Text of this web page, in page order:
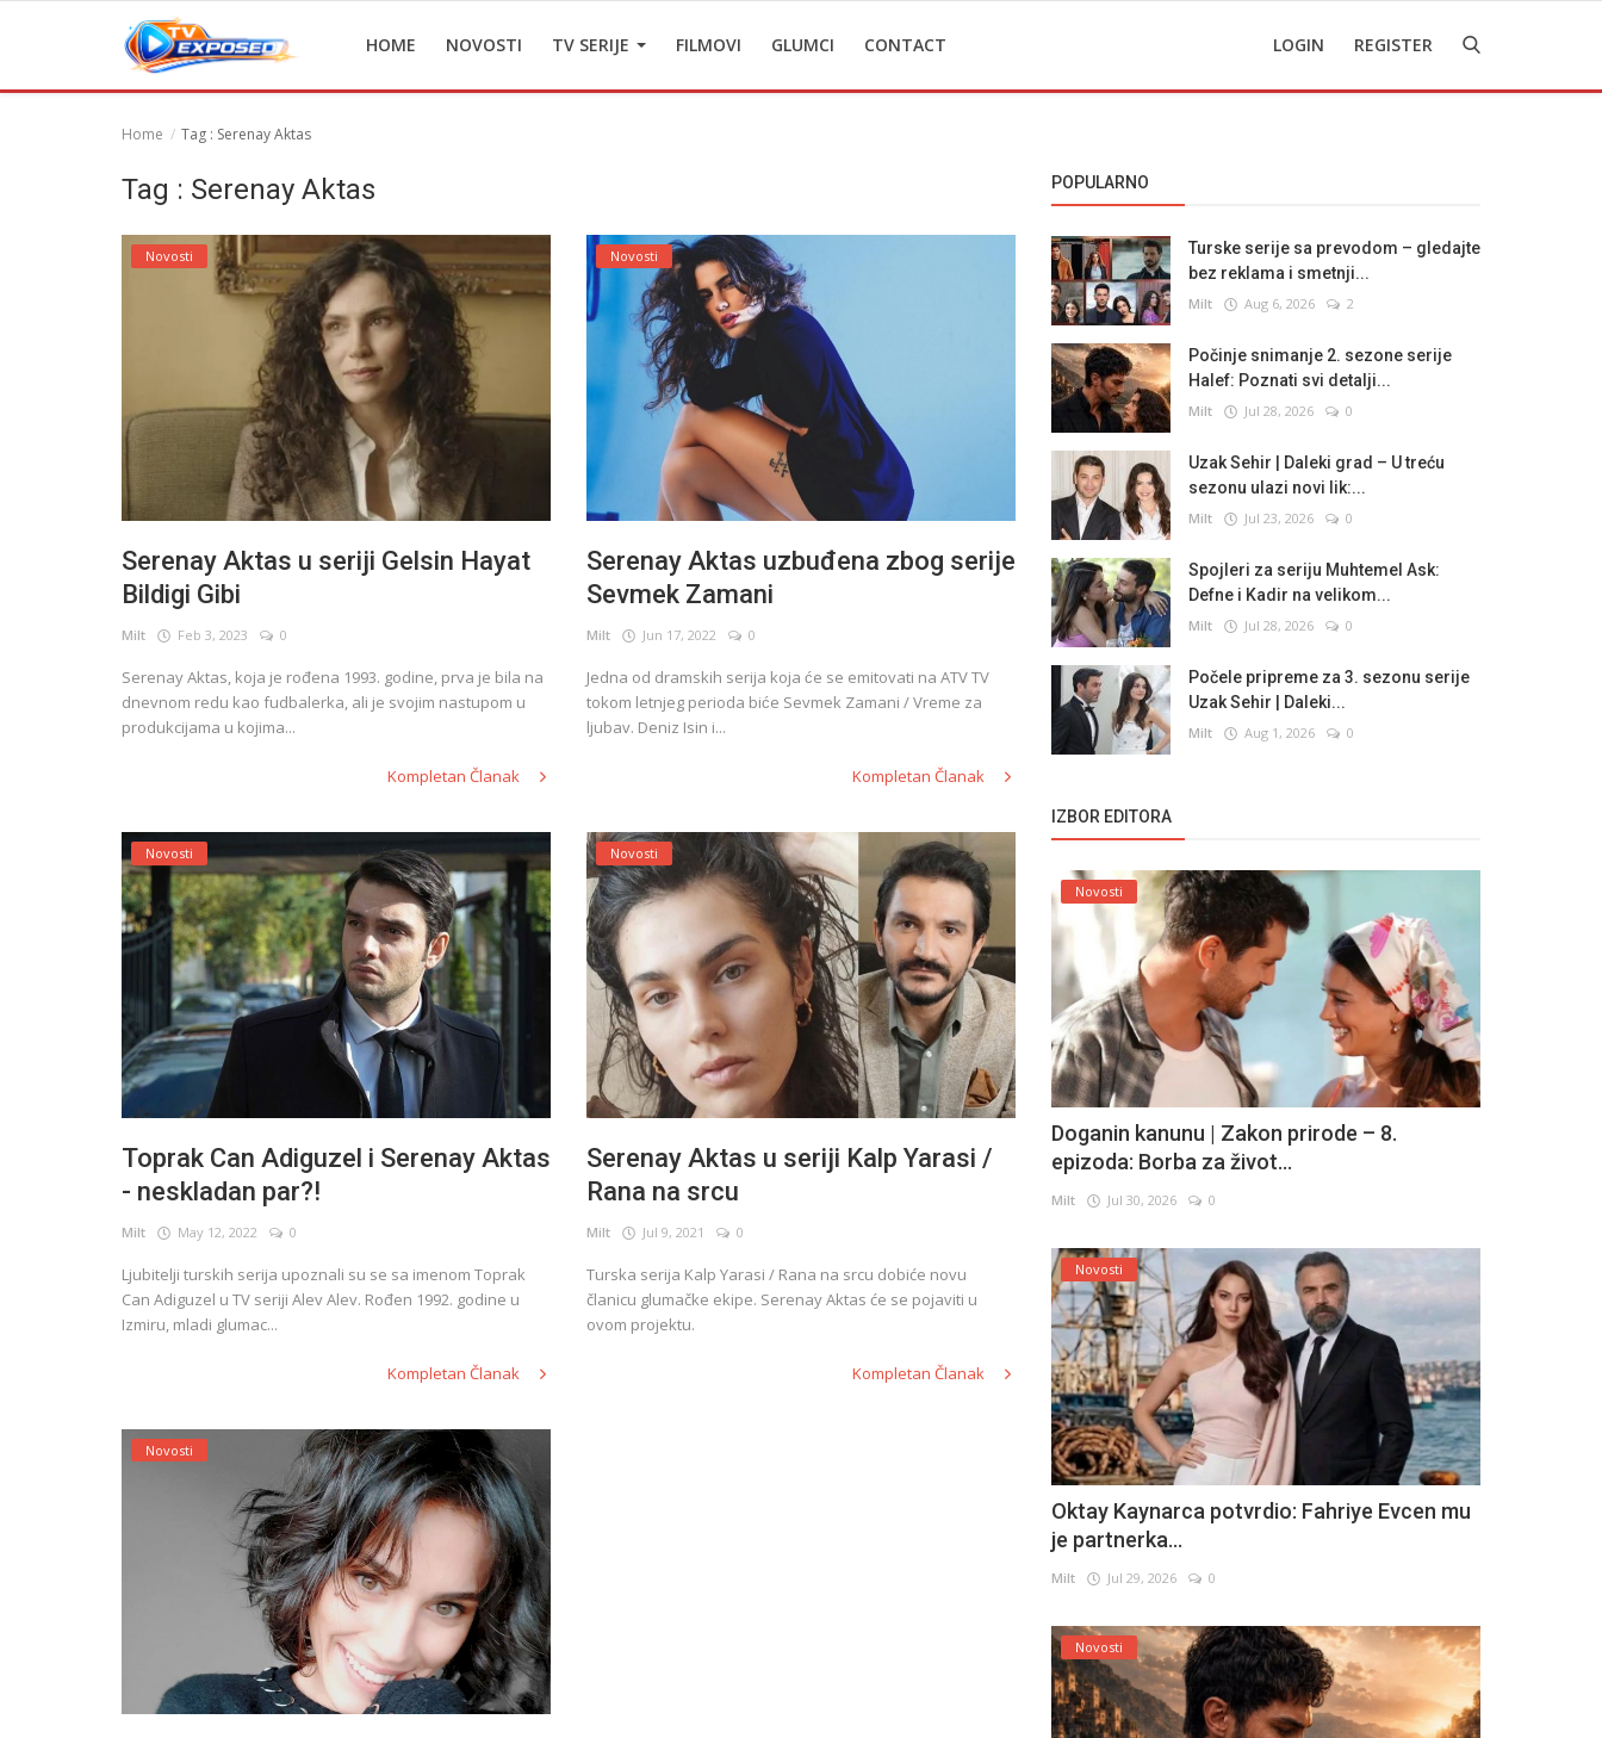
HOME NOVOSTI TV SERIJE FILMOVI GLUMCI CONTACT LOGIN REGISTER
Home Tag : Serenay Aktas
Tag : Serenay Aktas
Novosti
Serenay Aktas u seriji Gelsin Hayat
Bildigi Gibi
Milt Feb 3, 2023 0
Serenay Aktas, koja je rođena 1993. godine, prva je bila na
dnevnom redu kao fudbalerka, ali je svojim nastupom u
produkcijama u kojima...
Kompletan Članak
Novosti
Serenay Aktas uzbuđena zbog serije
Sevmek Zamani
Milt Jun 17, 2022 0
Jedna od dramskih serija koja će se emitovati na ATV TV
tokom letnjeg perioda biće Sevmek Zamani / Vreme za
ljubav. Deniz Isin i...
Kompletan Članak
Novosti
Toprak Can Adiguzel i Serenay Aktas
- neskladan par?!
Milt May 12, 2022 0
Ljubitelji turskih serija upoznali su se sa imenom Toprak
Can Adiguzel u TV seriji Alev Alev. Rođen 1992. godine u
Izmiru, mladi glumac...
Kompletan Članak
Novosti
Serenay Aktas u seriji Kalp Yarasi /
Rana na srcu
Milt Jul 9, 2021 0
Turska serija Kalp Yarasi / Rana na srcu dobiće novu
članicu glumačke ekipe. Serenay Aktas će se pojaviti u
ovom projektu.
Kompletan Članak
Novosti
POPULARNO
Turske serije sa prevodom – gledajte
bez reklama i smetnji...
Milt Aug 6, 2026 2
Počinje snimanje 2. sezone serije
Halef: Poznati svi detalji...
Milt Jul 28, 2026 0
Uzak Sehir | Daleki grad – U treću
sezonu ulazi novi lik:...
Milt Jul 23, 2026 0
Spojleri za seriju Muhtemel Ask:
Defne i Kadir na velikom...
Milt Jul 28, 2026 0
Počele pripreme za 3. sezonu serije
Uzak Sehir | Daleki...
Milt Aug 1, 2026 0
IZBOR EDITORA
Novosti
Doganin kanunu | Zakon prirode – 8.
epizoda: Borba za život...
Milt Jul 30, 2026 0
Novosti
Oktay Kaynarca potvrdio: Fahriye Evcen mu
je partnerka...
Milt Jul 29, 2026 0
Novosti